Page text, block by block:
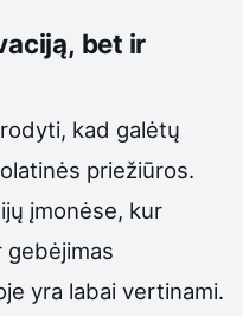
bet ir
kad galėtų
priežiūros.
įmonėse, kur
gebėjimas
yra labai vertinami.